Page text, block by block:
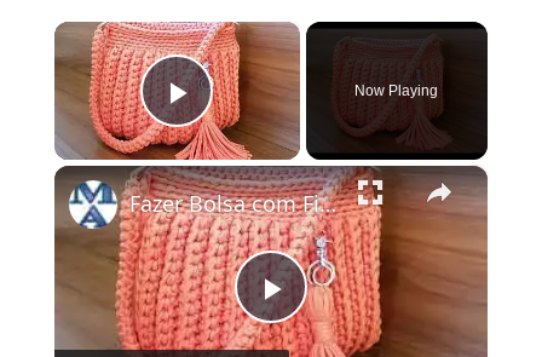
×
Play Video
Now Playing
×
Play
Fazer Bolsa com Fio de Malha